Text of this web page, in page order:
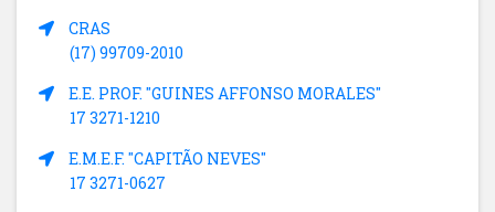
CRAS
(17) 99709-2010
E.E. PROF. "GUINES AFFONSO MORALES"
17 3271-1210
E.M.E.F. "CAPITÃO NEVES"
17 3271-0627